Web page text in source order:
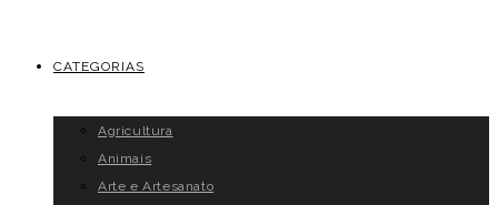
CATEGORIAS
Agricultura
Animais
Arte e Artesanato